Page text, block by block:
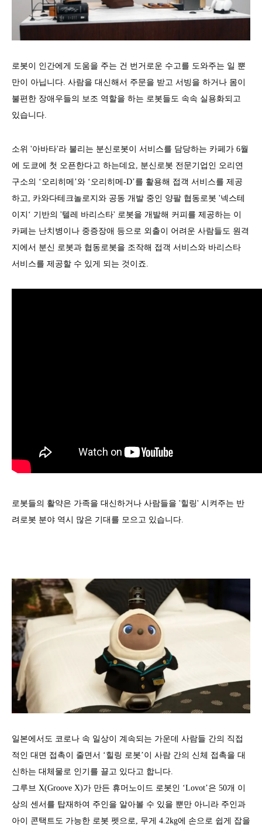
로봇이 인간에게 도움을 주는 건 번거로운 수고를 도와주는 일 뿐
만이 아닙니다. 사람을 대신해서 주문을 받고 서빙을 하거나 몸이
불편한 장애우들의 보조 역할을 하는 로봇들도 속속 실용화되고
있습니다.
소위 '아바타'라 불리는 분신로봇이 서비스를 담당하는 카페가 6월
에 도쿄에 첫 오픈한다고 하는데요, 분신로봇 전문기업인 오리연
구소의 ‘오리히메’와 ‘오리히메-D’를 활용해 접객 서비스를 제공
하고, 카와다테크놀로지와 공동 개발 중인 양팔 협동로봇 '넥스테
이지‘ 기반의 '텔레 바리스타' 로봇을 개발해 커피를 제공하는 이
카페는 난치병이나 중증장애 등으로 외출이 어려운 사람들도 원격
지에서 분신 로봇과 협동로봇을 조작해 접객 서비스와 바리스타
서비스를 제공할 수 있게 되는 것이죠.
로봇들의 활약은 가족을 대신하거나 사람들을 '힐링' 시켜주는 반
려로봇 분야 역시 많은 기대를 모으고 있습니다.
일본에서도 코로나 속 일상이 계속되는 가운데 사람들 간의 직접
적인 대면 접촉이 줄면서 ‘힐링 로봇’이 사람 간의 신체 접촉을 대
신하는 대체물로 인기를 끌고 있다고 합니다.
그루브 X(Groove X)가 만든 휴머노이드 로봇인 ‘Lovot’은 50개 이
상의 센서를 탑재하여 주인을 알아볼 수 있을 뿐만 아니라 주인과
아이 콘택트도 가능한 로봇 펫으로, 무게 4.2kg에 손으로 쉽게 잡을